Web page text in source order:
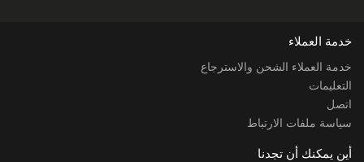
خدمة العملاء
خدمة العملاء الشحن والاسترجاع
التعليمات
اتصل
سياسة ملفات الارتباط
أين يمكنك أن تجدنا